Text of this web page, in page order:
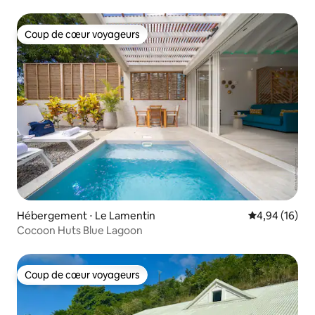
Coup de cœur voyageurs
Coup de cœur voyageurs
Hébergement ⋅ Le Lamentin Évaluation
4,94 (16)
Cocoon Huts Blue Lagoon
Coup de cœur voyageurs
Coup de cœur voyageurs